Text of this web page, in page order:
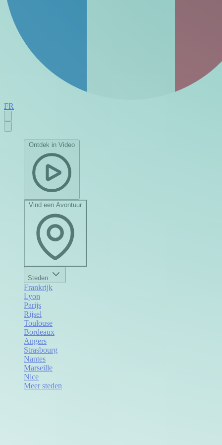
FR
Ontdek in Video
Vind een Avontuur
Steden
Frankrijk
Lyon
Parijs
Rijsel
Toulouse
Bordeaux
Angers
Strasbourg
Nantes
Marseille
Nice
Meer steden